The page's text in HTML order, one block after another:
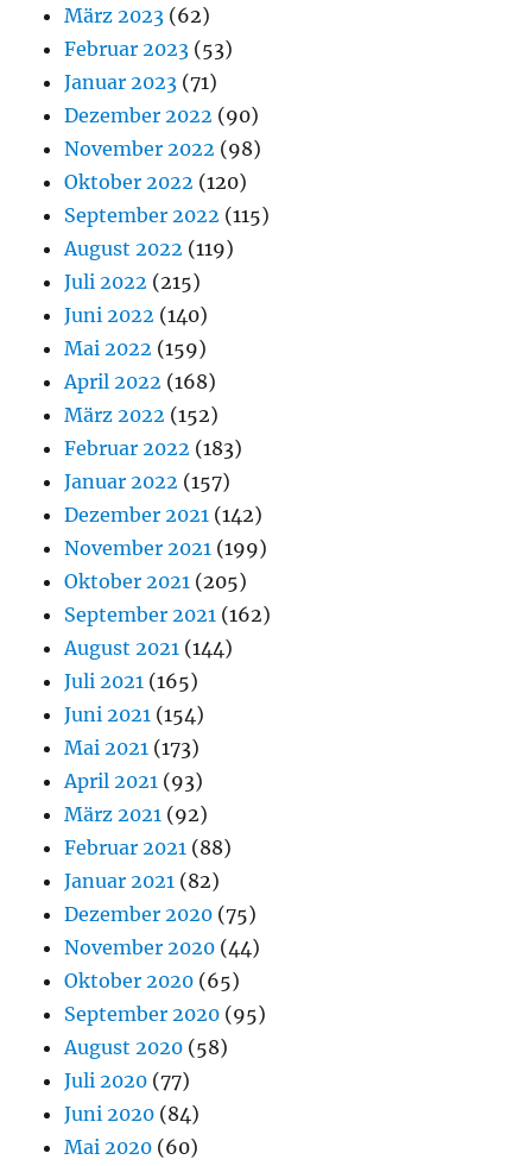
März 2023 (62)
Februar 2023 (53)
Januar 2023 (71)
Dezember 2022 (90)
November 2022 (98)
Oktober 2022 (120)
September 2022 (115)
August 2022 (119)
Juli 2022 (215)
Juni 2022 (140)
Mai 2022 (159)
April 2022 (168)
März 2022 (152)
Februar 2022 (183)
Januar 2022 (157)
Dezember 2021 (142)
November 2021 (199)
Oktober 2021 (205)
September 2021 (162)
August 2021 (144)
Juli 2021 (165)
Juni 2021 (154)
Mai 2021 (173)
April 2021 (93)
März 2021 (92)
Februar 2021 (88)
Januar 2021 (82)
Dezember 2020 (75)
November 2020 (44)
Oktober 2020 (65)
September 2020 (95)
August 2020 (58)
Juli 2020 (77)
Juni 2020 (84)
Mai 2020 (60)